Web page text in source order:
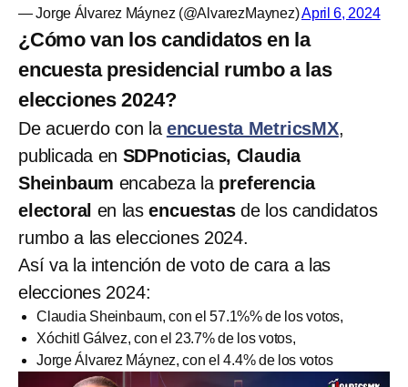
— Jorge Álvarez Máynez (@AlvarezMaynez)April 6, 2024
¿Cómo van los candidatos en la
encuesta presidencial rumbo a las
elecciones 2024?
De acuerdo con la encuesta MetricsMX,
publicada en SDPnoticias, Claudia
Sheinbaum encabeza la preferencia
electoral en lasencuestasde los candidatos
rumbo a las elecciones 2024.
Así va la intención de voto de cara a las
elecciones 2024:
Claudia Sheinbaum, con el 57.1%% de los votos,
Xóchitl Gálvez, con el 23.7% de los votos,
Jorge Álvarez Máynez, con el 4.4% de los votos